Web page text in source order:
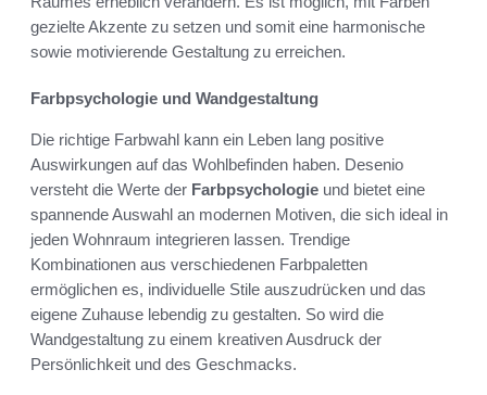
gezielte Akzente zu setzen und somit eine harmonische
sowie motivierende Gestaltung zu erreichen.
Farbpsychologie und Wandgestaltung
Die richtige Farbwahl kann ein Leben lang positive
Auswirkungen auf das Wohlbefinden haben. Desenio
versteht die Werte der Farbpsychologie und bietet eine
spannende Auswahl an modernen Motiven, die sich ideal in
jeden Wohnraum integrieren lassen. Trendige
Kombinationen aus verschiedenen Farbpaletten
ermöglichen es, individuelle Stile auszudrücken und das
eigene Zuhause lebendig zu gestalten. So wird die
Wandgestaltung zu einem kreativen Ausdruck der
Persönlichkeit und des Geschmacks.